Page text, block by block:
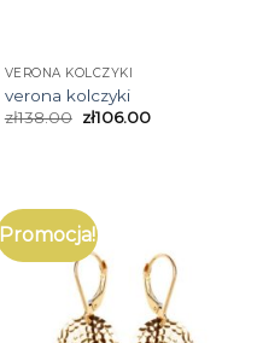
VERONA KOLCZYKI
verona kolczyki
zł138.00 zł106.00
Promocja!